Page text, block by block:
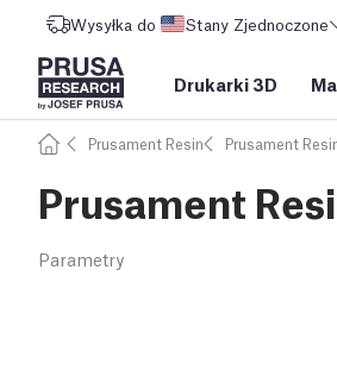
Wysyłka do Stany Zjednoczone
Drukarki 3D
Prusament Resin Prusament
Prusament
Parametry